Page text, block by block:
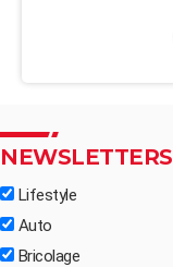
NEWSLETTERS
Lifestyle
Auto
Bricolage